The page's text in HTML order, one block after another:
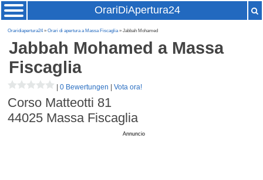
OrariDiApertura24
Oraridiapertura24»Orari di apertura a Massa Fiscaglia» Jabbah Mohamed
Jabbah Mohamed a Massa
Fiscaglia
|0 Bewertungen |Vota ora!
Corso Matteotti 81
44025 Massa Fiscaglia
Annuncio